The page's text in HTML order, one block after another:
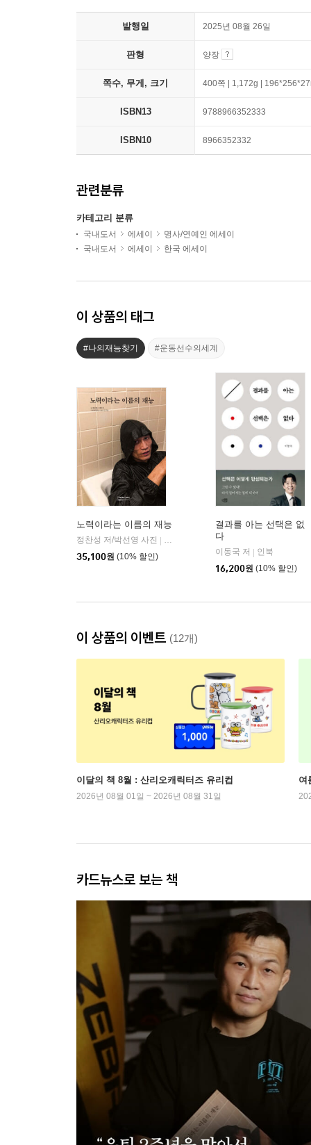
발행일 2025년 08월 26일
판형 양장
쪽수, 무게, 크기 400쪽 | 1,172g |
ISBN13 9788966352333
ISBN10 8966352332
관련분류
카테고리 분류
국내도서 에세이
명사/연예인 에세이
국내도서
에세이 한국 에세이
이 상품의 태그
#나의재능찾기 #운동선수의세계
노력이라는 이름의 재능
정찬성 저/박선영 사진
퍼머넌트북스(Permanent Books)
35,100원 (10% 할인)
결과를 아는 선택은 없
다
이동국 저
인북
16,200원 (10% 할인)
이 상품의 이벤트 (12개)
이달의 책 8월 : 산리오캐릭터즈 유리컵
2026년 08월 01일 ~ 2026년 08월 31일
여
카드뉴스로 보는 책